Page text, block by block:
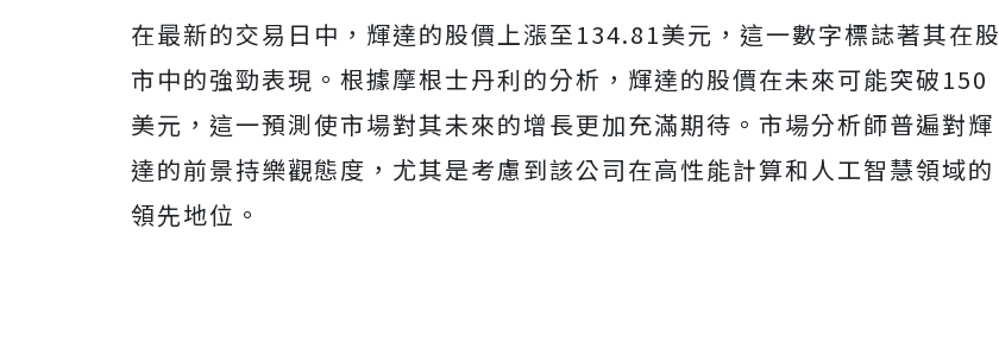
在最新的交易日中，輝達的股價上漲至134.81美元，這一數字標誌著其在股
市中的強勁表現。根據摩根士丹利的分析，輝達的股價在未來可能突破150
美元，這一預測使市場對其未來的增長更加充滿期待。市場分析師普遍對輝
達的前景持樂觀態度，尤其是考慮到該公司在高性能計算和人工智慧領域的
領先地位。